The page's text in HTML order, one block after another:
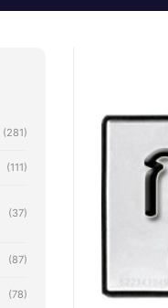
(281)
(111)
(37)
(87)
(78)